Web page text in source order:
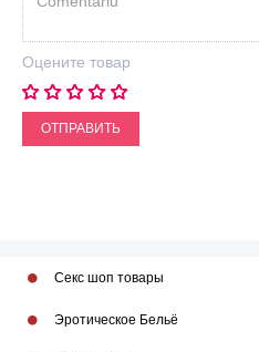
Оцените товар
ОТПРАВИТЬ
Секс шоп товары
Эротическое Бельё